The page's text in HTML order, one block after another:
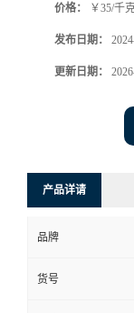
价格： ￥35/千
发布日期：
更新日期：
产品详请
品牌
货号